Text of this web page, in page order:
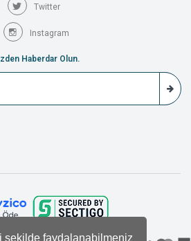
şekilde faydalanabilmeniz
Twitter
Instagram
Haberdar Olun.